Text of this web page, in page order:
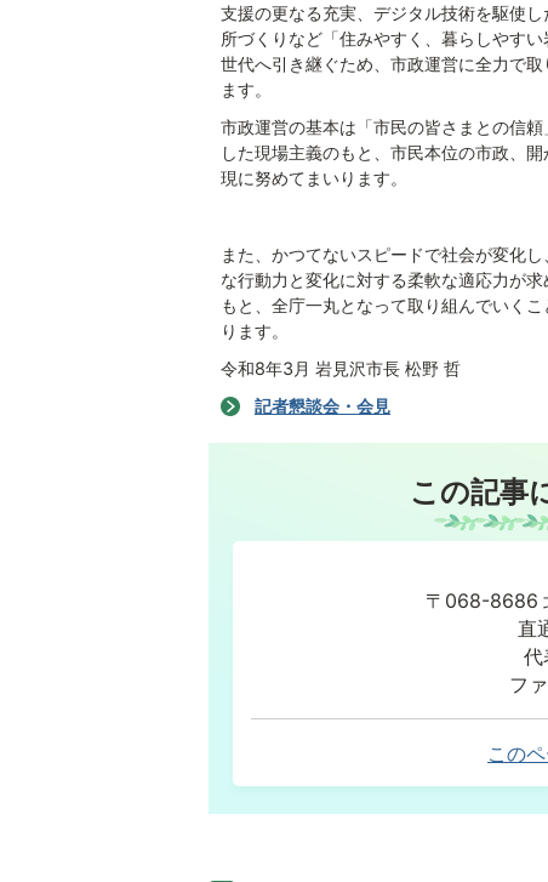
支援の更なる充実、デジタル技術を駆使
所づくりなど「住みやすく、暮らしやす
世代へ引き継ぐため、市政運営に全力で取
ます。
市政運営の基本は「市民の皆さまとの信
した現場主義のもと、市民本位の市政、
現に努めてまいります。
また、かつてないスピードで社会が変化
な行動力と変化に対する柔軟な適応力が
もと、全庁一丸となって取り組んでいく
ります。
令和8年3月 岩見沢市長 松野 哲
記者懇談会・会見
この記事
〒068-8686
直
代
フ
この